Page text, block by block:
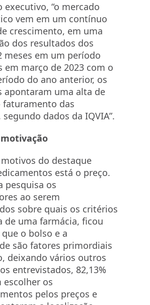
executivo, “o mercado
vem em um contínuo
crescimento, em uma
dos resultados dos
meses em um período
em março de 2023 com o
do ano anterior, os
apontaram uma alta de
faturamento das
dados da IQVIA”.
do destaque
está o preço.
pesquisa os
ao serem
sobre quais os critérios
de uma farmácia, ficou
o bolso e a
são fatores primordiais
deixando vários outros
entrevistados, 82,13%
escolher os
pelos preços e